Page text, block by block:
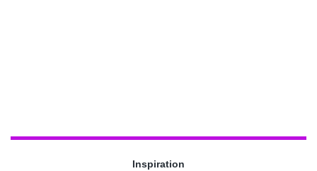
Inspiration